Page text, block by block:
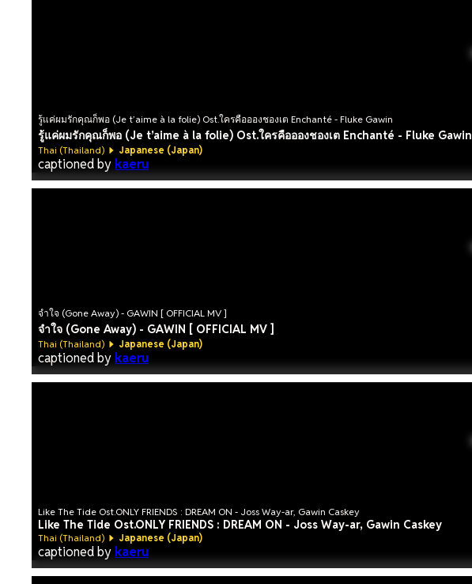
รู้แค่ผมรักคุณก็พอ (Je t’aime à la folie) Ost.ใครคืออองชองเต Enchanté - Fluke Gawin
รู้แค่ผมรักคุณก็พอ (Je t’aime à la folie) Ost.ใครคืออองชองเต Enchanté - Fluke Gawin
Thai (Thailand) Japanese (Japan)
captioned by kaeru
จำใจ (Gone Away) - GAWIN [ OFFICIAL MV ]
จำใจ (Gone Away) - GAWIN [ OFFICIAL MV ]
Thai (Thailand) Japanese (Japan)
captioned by kaeru
Like The Tide Ost.ONLY FRIENDS : DREAM ON - Joss Way-ar, Gawin Caskey
Like The Tide Ost.ONLY FRIENDS : DREAM ON - Joss Way-ar, Gawin Caskey
Thai (Thailand) Japanese (Japan)
captioned by kaeru